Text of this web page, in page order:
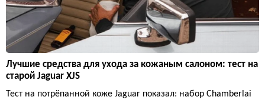
Лучшие средства для ухода за кожаным салоном: тест на
старой Jaguar XJS
Тест на потрёпанной коже Jaguar показал: набор Chamberlai